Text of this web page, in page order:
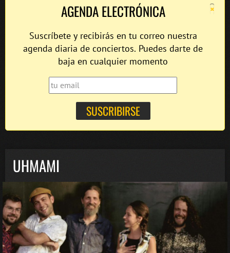
×
AGENDA ELECTRÓNICA
Suscríbete y recibirás en tu correo nuestra
agenda diaria de conciertos. Puedes darte de
baja en cualquier momento
UHMAMI